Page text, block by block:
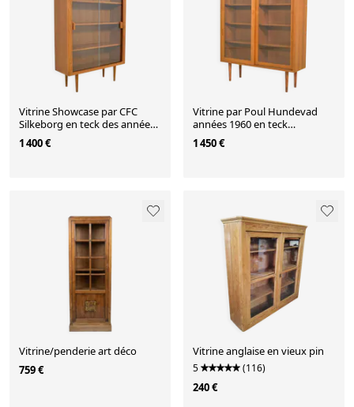
Vitrine Showcase par CFC
Silkeborg en teck des années
1970 danoise
1 400 €
Vitrine par Poul Hundevad
années 1960 en teck
scandinave, haut meuble
danois.
1 450 €
Vitrine/penderie art déco
759 €
Vitrine anglaise en vieux pin
5 (116)
240 €